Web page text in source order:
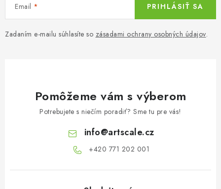
Email
Zadaním e-mailu súhlasíte so zásadami ochrany osobných údajov.
PRIHLÁSIŤ SA
Pomôžeme vám s výberom
Potrebujete s niečím poradiť? Sme tu pre vás!
info@artscale.cz
+420 771 202 001​